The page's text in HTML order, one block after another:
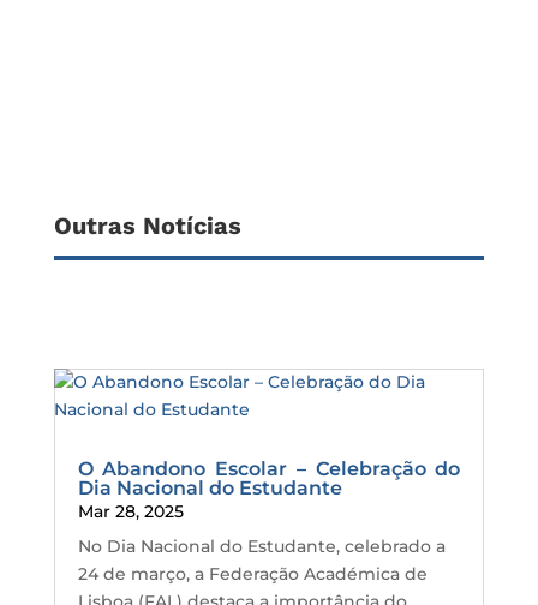
Outras Notícias
O Abandono Escolar – Celebração do
Dia Nacional do Estudante
Mar 28, 2025
No Dia Nacional do Estudante, celebrado a
24 de março, a Federação Académica de